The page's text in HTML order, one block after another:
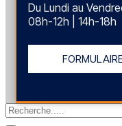
Du Lundi au
08h-12h | 14h-18h